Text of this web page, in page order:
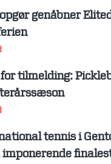
genåbner
tilmelding:
tennis i